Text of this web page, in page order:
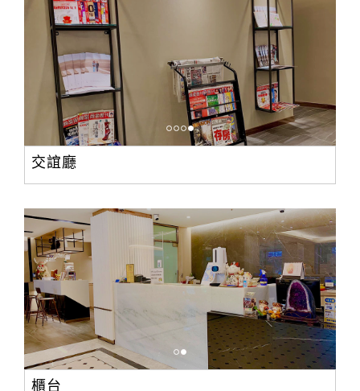
交誼廳
櫃台